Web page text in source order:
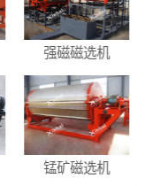
强磁磁选机
锰矿磁选机